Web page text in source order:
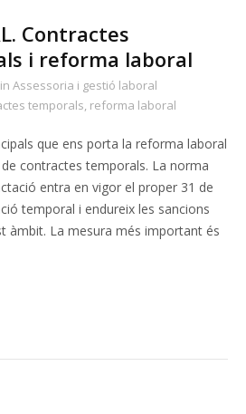
Contractes
i reforma laboral
in Assessoria i gestió laboral
temporals, reforma laboral
que ens porta la reforma laboral
contractes temporals. La norma
entra en vigor el proper 31 de
temporal i endureix les sancions
àmbit. La mesura més important és